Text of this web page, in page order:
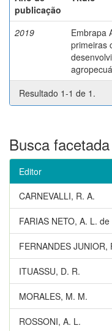
publicação
2019
Embrapa
primeiras
Resultado 1-1 de 1.
Busca facetada
Editor
CARNEVALLI, R. A.
FARIAS NETO, A. L. de
FERNANDES JUNIOR,
ITUASSU, D. R.
MORALES, M. M.
ROSSONI, A. L.